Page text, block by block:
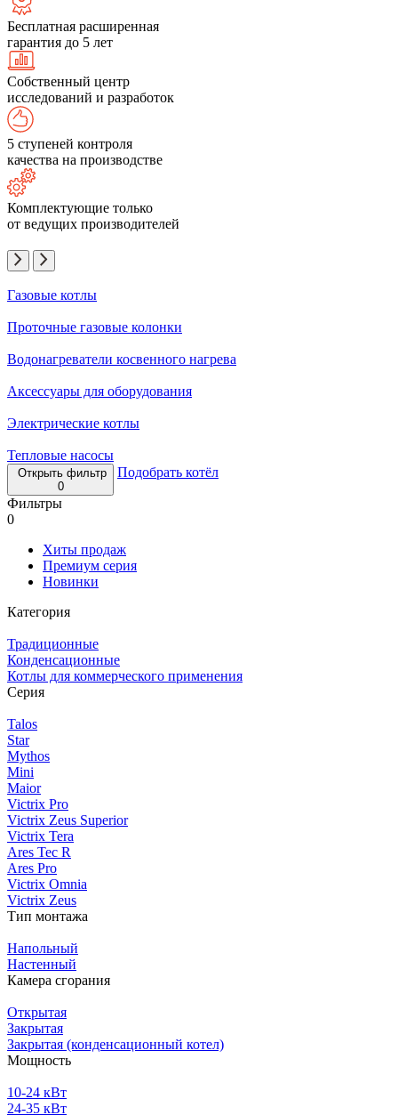
Бесплатная расширенная
гарантия до 5 лет
Собственный центр
исследований и разработок
5 ступеней контроля
качества на производстве
Комплектующие только
от ведущих производителей
Газовые котлы
Проточные газовые колонки
Водонагреватели косвенного нагрева
Аксессуары для оборудования
Электрические котлы
Тепловые насосы
Открыть фильтр
0
Подобрать котёл
Фильтры
0
Хиты продаж
Премиум серия
Новинки
Категория
Традиционные
Конденсационные
Котлы для коммерческого применения
Серия
Talos
Star
Mythos
Mini
Maior
Victrix Pro
Victrix Zeus Superior
Victrix Tera
Ares Tec R
Ares Pro
Victrix Omnia
Victrix Zeus
Тип монтажа
Напольный
Настенный
Камера сгорания
Открытая
Закрытая
Закрытая (конденсационный котел)
Мощность
10-24 кВт
24-35 кВт